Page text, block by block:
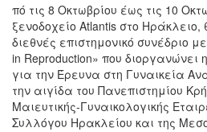
ΤΟΠΟΣ
ΜΑΣ
ΔΗΜΟΣ
πό τις 8 Οκτωβρίου έως τις 10
ξενοδοχείο Atlantis στο
διεθνές επιστημονικό συνέδριο
in Reproduction» που διοργανώνει
για την Έρευνα στη Γυναικεία
την αιγίδα του Πανεπιστημίου
Μαιευτικής-Γυναικολογικής
Συλλόγου Ηρακλείου και της